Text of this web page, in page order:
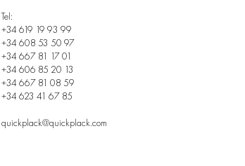
Tel:
+34 619 19 93 99
+34 608 53 50 97
+34 667 81 17 01
+34 606 85 20 13
+34 667 81 08 59
+34 623 41 67 85
quickplack@quickplack.com